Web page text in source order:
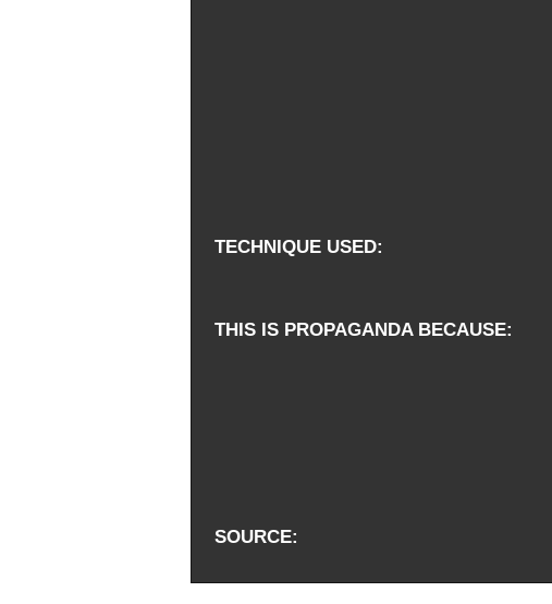
TECHNIQUE USED
THIS IS PROPAGANDA BECAUSE
SOURCE